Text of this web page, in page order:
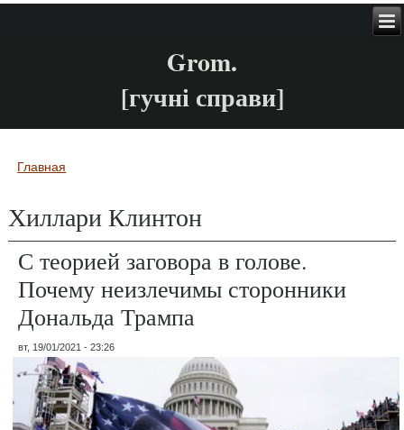
Grom.
[гучні справи]
Вы здесь
Главная
Хиллари Клинтон
С теорией заговора в голове.
Почему неизлечимы сторонники
Дональда Трампа
вт, 19/01/2021 - 23:26